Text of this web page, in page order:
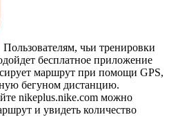
Пользователям, чьи тренировки
бесплатное приложение
маршрут при помощи GPS,
бегуном дистанцию.
nikeplus.nike.com можно
и увидеть количество